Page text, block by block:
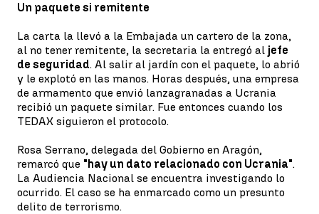
Un paquete si remitente
La carta la llevó a la Embajada un cartero de la zona,
al no tener remitente, la secretaria la entregó al jefe
de seguridad. Al salir al jardín con el paquete, lo abrió
y le explotó en las manos. Horas después, una empresa
de armamento que envió lanzagranadas a Ucrania
recibió un paquete similar. Fue entonces cuando los
TEDAX siguieron el protocolo.
Rosa Serrano, delegada del Gobierno en Aragón,
remarcó que "hay un dato relacionado con Ucrania".
La Audiencia Nacional se encuentra investigando lo
ocurrido. El caso se ha enmarcado como un presunto
delito de terrorismo.